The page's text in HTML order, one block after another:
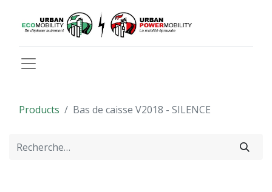
Products Bas de caisse V2018 - SILENCE